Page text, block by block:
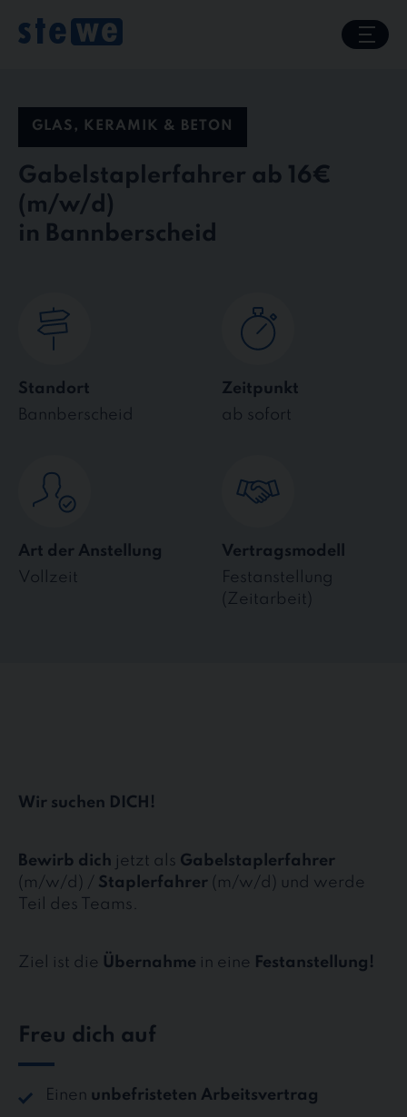
content
GLAS, KERAMIK & BETON
Gabelstaplerfahrer ab 16€
in Bannberscheid
Standort
Bannberscheid
Zeitpunkt
ab sofort
Art der Anstellung
Vollzeit
Vertragsmodell
Festanstellung
(Zeitarbeit)
Wir suchen DICH!
Bewirb dich jetzt als Gabelstaplerfahrer
(m/w/d) / Staplerfahrer (m/w/d) und werde
Teil des Teams.
Ziel ist die Übernahme in eine Festanstellung!
Freu dich auf
Einen unbefristeten Arbeitsvertrag